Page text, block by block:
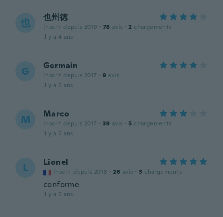
也 也州徳
Inscrit depuis 2019 · 78 avis · 2 chargements
il y a 4 ans
G Germain
Inscrit depuis 2017 · 9 avis
il y a 5 ans
M Marco
Inscrit depuis 2017 · 39 avis · 5 chargements
il y a 5 ans
L Lionel
Inscrit depuis 2018 · 26 avis · 3 chargements
conforme
il y a 5 ans